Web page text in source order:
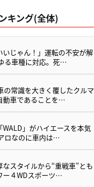
キング(全体)
いじゃん！」運転の不安が解
る車種に対応。死…
の常識を大きく覆したクルマ
動車であることを…
」がハイエースを本気
ロなのに車内は…
スタイルから“重戦車”とも
ー４WDスポーツ…